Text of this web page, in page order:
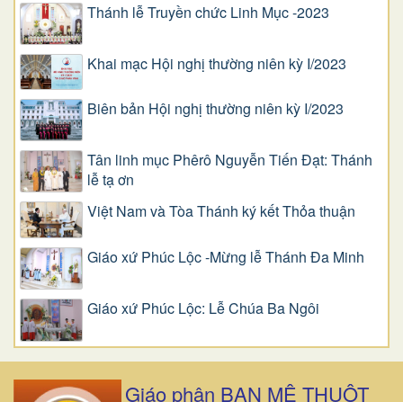
Thánh lễ Truyền chức Linh Mục -2023
Khai mạc Hội nghị thường niên kỳ I/2023
Biên bản Hội nghị thường niên kỳ I/2023
Tân linh mục Phêrô Nguyễn Tiến Đạt: Thánh
lễ tạ ơn
Việt Nam và Tòa Thánh ký kết Thỏa thuận
Giáo xứ Phúc Lộc -Mừng lễ Thánh Đa Minh
Giáo xứ Phúc Lộc: Lễ Chúa Ba Ngôi
Giáo phận BAN MÊ THUỘT